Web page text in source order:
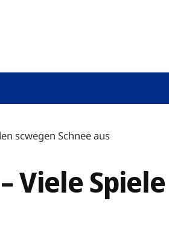
scwegen Schnee aus
Viele